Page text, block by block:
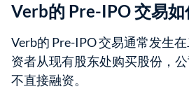
Verb的 Pre-IPO 交易如
Verb的 Pre-IPO 交易通常发生
资者从现有股东处购买股份，公
不直接融资。